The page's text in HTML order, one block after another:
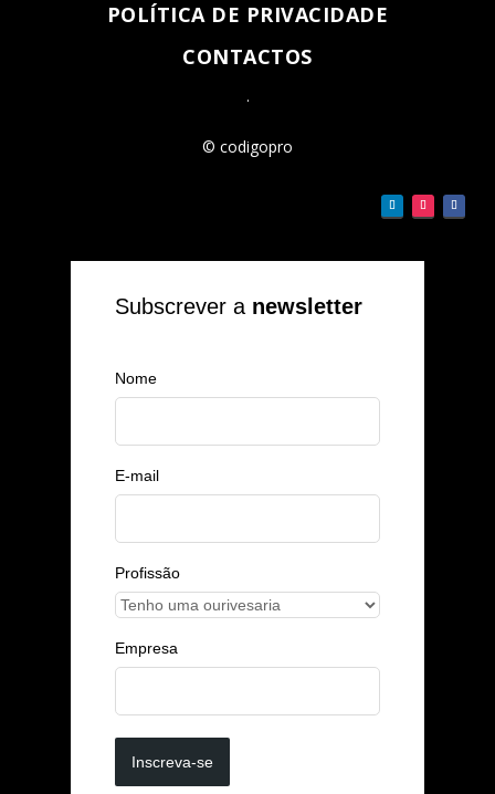
POLÍTICA DE PRIVACIDADE
CONTACTOS
.
© codigopro
Subscrever a newsletter
Nome
E-mail
Profissão
Empresa
Inscreva-se